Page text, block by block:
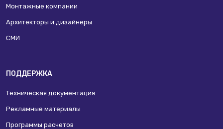
Монтажные компании
Архитекторы и дизайнеры
СМИ
ПОДДЕРЖКА
Техническая документация
Рекламные материалы
Программы расчетов